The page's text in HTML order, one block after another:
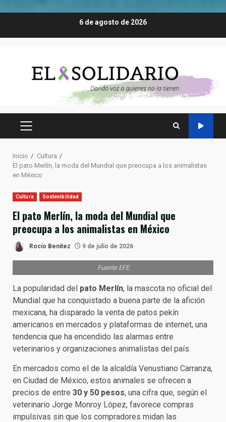
6 de agosto de 2026
MENÚ
Inicio
Cultura
El pato Merlín, la moda del Mundial que preocupa a los animalistas
en México
Cultura Sostenibilidad
El pato Merlín, la moda del Mundial que
preocupa a los animalistas en México
Rocío Benítez 9 de julio de 2026
Fuente EFE
La popularidad del pato Merlín, la mascota no oficial del
Mundial que ha conquistado a buena parte de la afición
mexicana, ha disparado la venta de patos pekín
americanos en mercados y plataformas de internet, una
tendencia que ha encendido las alarmas entre
veterinarios y organizaciones animalistas del país.
En mercados como el de la alcaldía Venustiano Carranza,
en Ciudad de México, estos animales se ofrecen a
precios de entre 30 y 50 pesos, una cifra que, según el
veterinario Jorge Monroy López, favorece compras
impulsivas sin que los compradores midan las